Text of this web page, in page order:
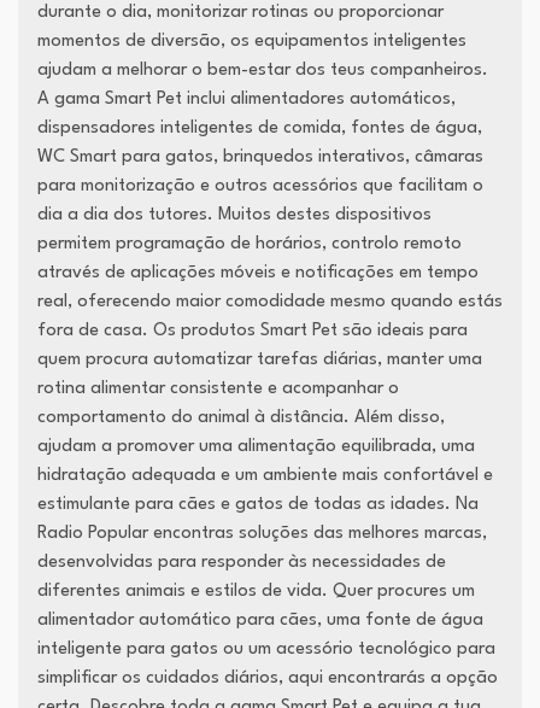
durante o dia, monitorizar rotinas ou proporcionar
momentos de diversão, os equipamentos inteligentes
ajudam a melhorar o bem-estar dos teus companheiros.
A gama Smart Pet inclui alimentadores automáticos,
dispensadores inteligentes de comida, fontes de água,
WC Smart para gatos, brinquedos interativos, câmaras
para monitorização e outros acessórios que facilitam o
dia a dia dos tutores. Muitos destes dispositivos
permitem programação de horários, controlo remoto
através de aplicações móveis e notificações em tempo
real, oferecendo maior comodidade mesmo quando estás
fora de casa. Os produtos Smart Pet são ideais para
quem procura automatizar tarefas diárias, manter uma
rotina alimentar consistente e acompanhar o
comportamento do animal à distância. Além disso,
ajudam a promover uma alimentação equilibrada, uma
hidratação adequada e um ambiente mais confortável e
estimulante para cães e gatos de todas as idades. Na
Radio Popular encontras soluções das melhores marcas,
desenvolvidas para responder às necessidades de
diferentes animais e estilos de vida. Quer procures um
alimentador automático para cães, uma fonte de água
inteligente para gatos ou um acessório tecnológico para
simplificar os cuidados diários, aqui encontrarás a opção